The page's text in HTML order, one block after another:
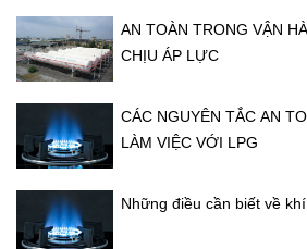
AN TOÀN TRONG VẬN
CHỊU ÁP LỰC
CÁC NGUYÊN TẮC AN
LÀM VIỆC VỚI LPG
Những điều cần biết về